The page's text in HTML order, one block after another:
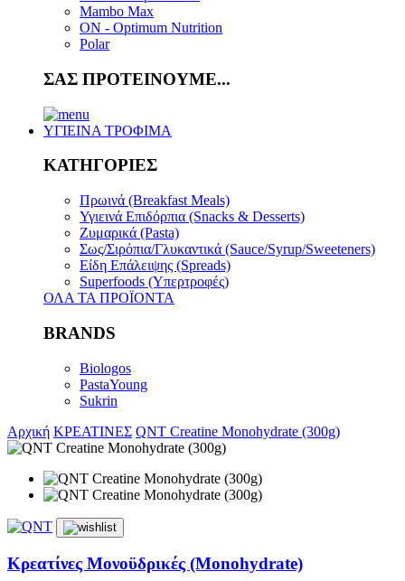
Mambo Max
ON - Optimum Nutrition
Polar
ΣΑΣ ΠΡΟΤΕΙΝΟΥΜΕ...
ΥΓΙΕΙΝΑ ΤΡΟΦΙΜΑ
ΚΑΤΗΓΟΡΙΕΣ
Πρωινά (Breakfast Meals)
Υγιεινά Επιδόρπια (Snacks & Desserts)
Ζυμαρικά (Pasta)
Σως/Σιρόπια/Γλυκαντικά (Sauce/Syrup/Sweeteners)
Είδη Επάλειψης (Spreads)
Superfoods (Υπερτροφές)
ΟΛΑ ΤΑ ΠΡΟΪΟΝΤΑ
BRANDS
Biologos
PastaYoung
Sukrin
Αρχική ΚΡΕΑΤΙΝΕΣ QNT Creatine Monohydrate (300g)
Κρεατίνες Μονοϋδρικές (Monohydrate)